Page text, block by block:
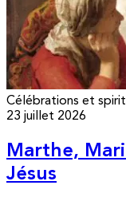
Célébrations et
23 juillet 2026
Marthe,
Jésus